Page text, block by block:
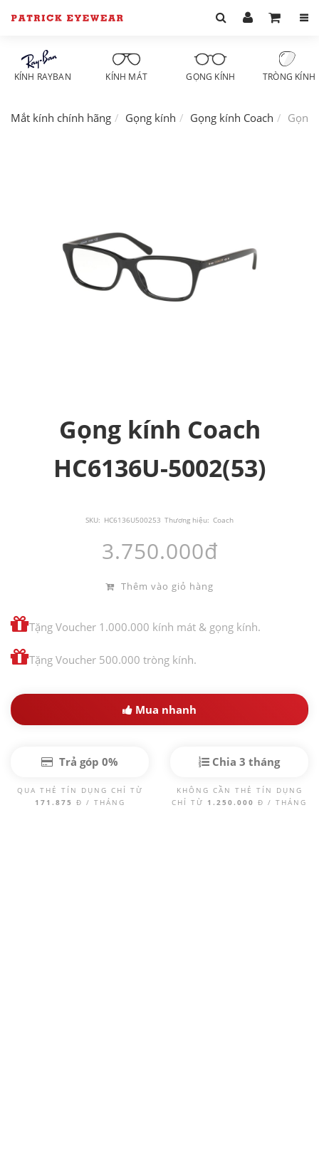
KÍNH RAYBAN KÍNH MÁT GỌNG KÍNH TRÒNG KÍNH
Mắt kính chính hãng Gọng kính Gọng kính Coach Gọng
Gọng kính Coach
HC6136U-5002(53)
SKU: HC6136U500253 Thương hiệu: Coach
3.750.000đ
Thêm vào giỏ hàng
Tặng Voucher 1.000.000 kính mát & gọng kính.
Tặng Voucher 500.000 tròng kính.
Mua nhanh
Trả góp 0%
QUA THẺ TÍN DỤNG CHỈ TỪ
171.875 Đ / THÁNG
Chia 3 tháng
KHÔNG CẦN THẺ TÍN DỤNG
CHỈ TỪ 1.250.000 Đ / THÁNG